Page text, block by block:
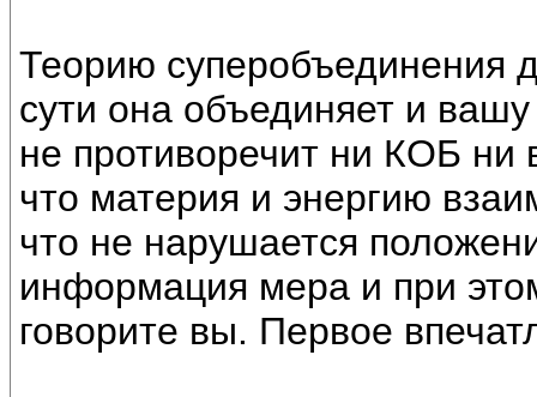
Теорию суперобъединения
сути она объединяет и
не противоречит ни КОБ ни
что материя и энергию
что не нарушается
информация мера и при
говорите вы. Первое